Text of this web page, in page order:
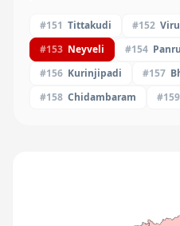
#151 Tittakudi #152
#153 Neyveli #154
#156 Kurinjipadi #157
#158 Chidambaram #159